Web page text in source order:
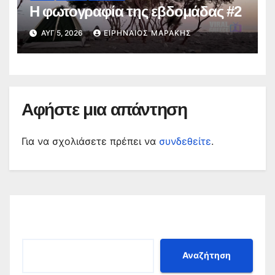
Η φωτογραφία της εβδομάδας #2
ΑΥΓ 5, 2026 ΕΙΡΗΝΑΊΟΣ ΜΑΡΆΚΗΣ
Αφήστε μια απάντηση
Για να σχολιάσετε πρέπει να συνδεθείτε.
Αναζήτηση